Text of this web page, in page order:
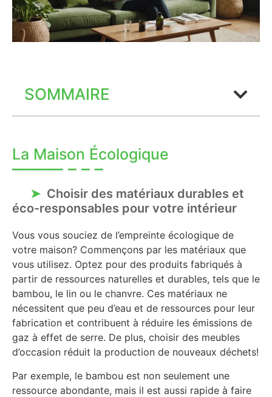
SOMMAIRE
La Maison Écologique
Choisir des matériaux durables et
éco-responsables pour votre intérieur
Vous vous souciez de l’empreinte écologique de
votre maison? Commençons par les matériaux que
vous utilisez. Optez pour des produits fabriqués à
partir de ressources naturelles et durables, tels que le
bambou, le lin ou le chanvre. Ces matériaux ne
nécessitent que peu d’eau et de ressources pour leur
fabrication et contribuent à réduire les émissions de
gaz à effet de serre. De plus, choisir des meubles
d’occasion réduit la production de nouveaux déchets!
Par exemple, le bambou est non seulement une
ressource abondante, mais il est aussi rapide à faire